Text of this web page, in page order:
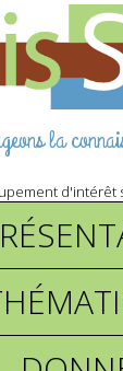
la
d'intérêt